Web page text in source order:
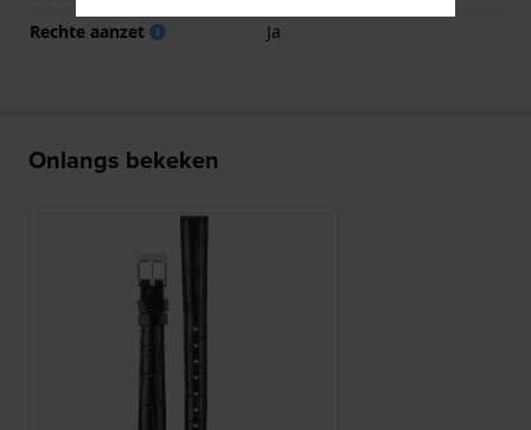
Rechte aanzet
Ja
Onlangs bekeken